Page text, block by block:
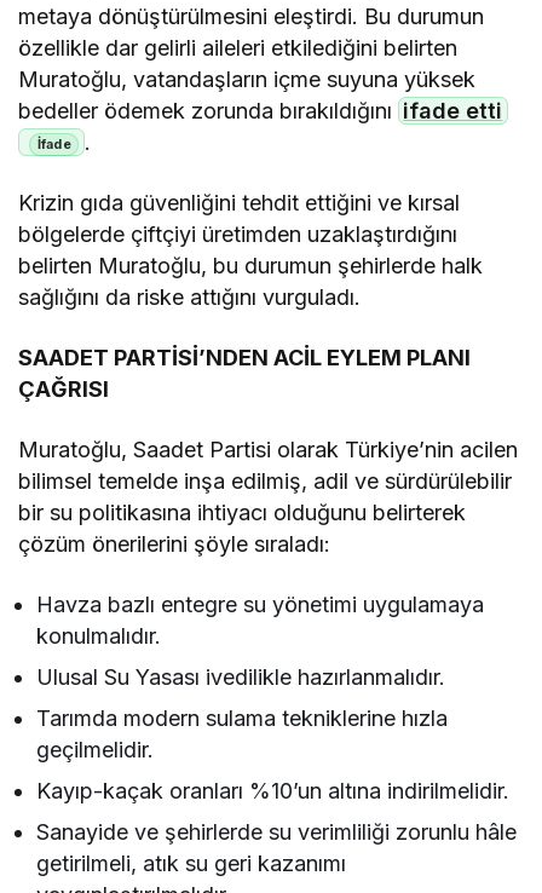
metaya dönüştürülmesini eleştirdi. Bu durumun
özellikle dar gelirli aileleri etkilediğini belirten
Muratoğlu, vatandaşların içme suyuna yüksek
bedeller ödemek zorunda bırakıldığını ifade etti
.
Krizin gıda güvenliğini tehdit ettiğini ve kırsal
bölgelerde çiftçiyi üretimden uzaklaştırdığını
belirten Muratoğlu, bu durumun şehirlerde halk
sağlığını da riske attığını vurguladı.
SAADET PARTİSİ’NDEN ACİL EYLEM PLANI
ÇAĞRISI
Muratoğlu, Saadet Partisi olarak Türkiye’nin acilen
bilimsel temelde inşa edilmiş, adil ve sürdürülebilir
bir su politikasına ihtiyacı olduğunu belirterek
çözüm önerilerini şöyle sıraladı:
Havza bazlı entegre su yönetimi uygulamaya
konulmalıdır.
Ulusal Su Yasası ivedilikle hazırlanmalıdır.
Tarımda modern sulama tekniklerine hızla
geçilmelidir.
Kayıp-kaçak oranları %10’un altına indirilmelidir.
Sanayide ve şehirlerde su verimliliği zorunlu hâle
getirilmeli, atık su geri kazanımı